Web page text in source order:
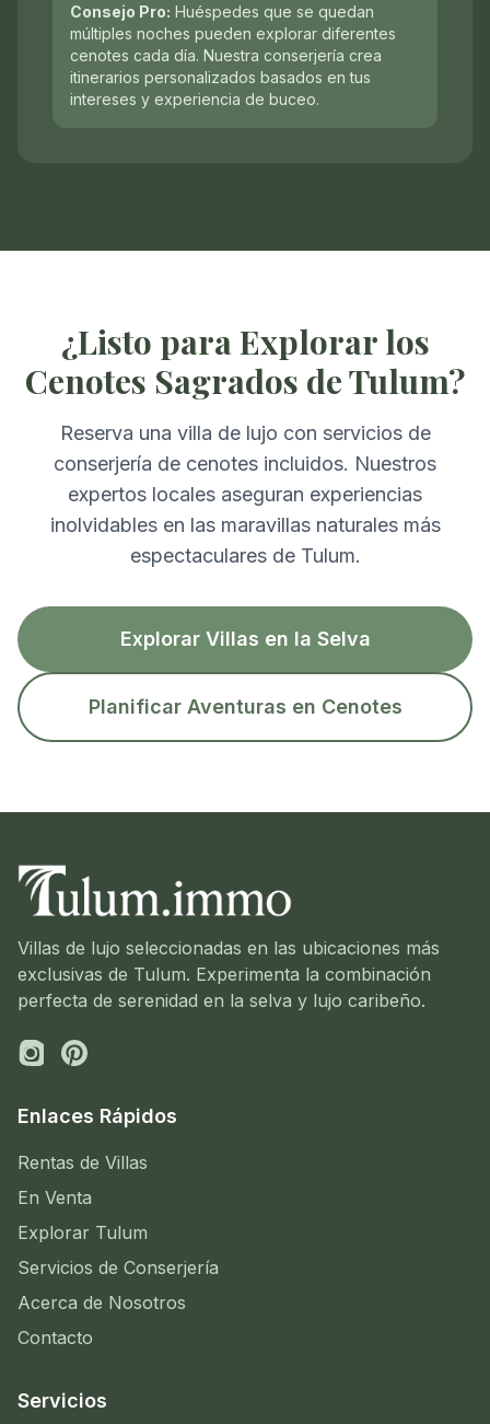
Consejo Pro: Huéspedes que se quedan
múltiples noches pueden explorar diferentes
cenotes cada día. Nuestra conserjería crea
itinerarios personalizados basados en tus
intereses y experiencia de buceo.
¿Listo para Explorar los
Cenotes Sagrados de Tulum?
Reserva una villa de lujo con servicios de
conserjería de cenotes incluidos. Nuestros
expertos locales aseguran experiencias
inolvidables en las maravillas naturales más
espectaculares de Tulum.
Explorar Villas en la Selva
Planificar Aventuras en Cenotes
Villas de lujo seleccionadas en las ubicaciones más
exclusivas de Tulum. Experimenta la combinación
perfecta de serenidad en la selva y lujo caribeño.
Enlaces Rápidos
Rentas de Villas
En Venta
Explorar Tulum
Servicios de Conserjería
Acerca de Nosotros
Contacto
Servicios